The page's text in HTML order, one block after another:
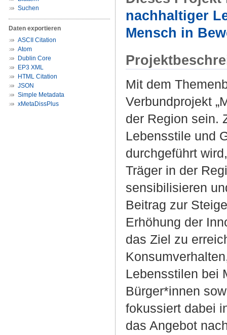
Suchen
Daten exportieren
ASCII Citation
Atom
Dublin Core
EP3 XML
HTML Citation
JSON
Simple Metadata
xMetaDissPlus
nachhaltiger
Mensch in
Mit dem
Verbundprojekt
der Region sein.
Lebensstile und
durchgeführt
Träger in der
sensibilisieren
Beitrag zur
Erhöhung der
das Ziel zu
Lebensstilen bei
Bürger*innen
fokussiert dabei
das Angebot